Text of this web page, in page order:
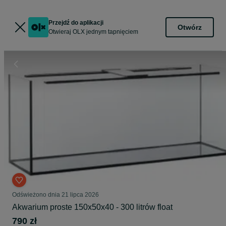
Przejdź do aplikacji
Otwieraj OLX jednym tapnięciem
Otwórz
Odświeżono dnia 21 lipca 2026
Akwarium proste 150x50x40 - 300 litrów float
790 zł